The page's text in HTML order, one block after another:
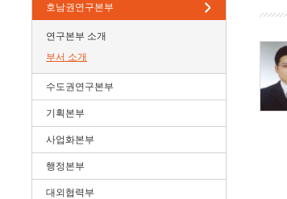
호남권연구본부
연구본부 소개
부서 소개
수도권연구본부
기획본부
사업화본부
행정본부
대외협력부